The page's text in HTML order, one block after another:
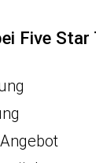
Five Star